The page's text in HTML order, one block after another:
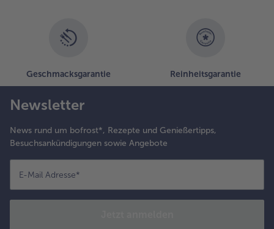
Geschmacksgarantie Reinheitsgarantie
Newsletter
News rund um bofrost*, Rezepte und Genießertipps,
Besuchsankündigungen sowie Angebote
E-Mail Adresse*